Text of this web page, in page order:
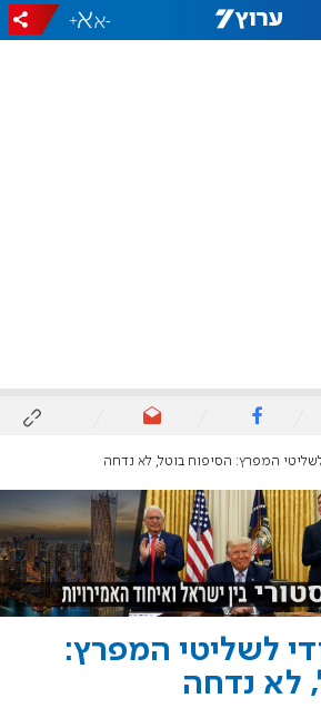
-
+
המפרץ: הסיפוח בוטל, לא נדחה
לשליטי המפרץ:
לא נדחה